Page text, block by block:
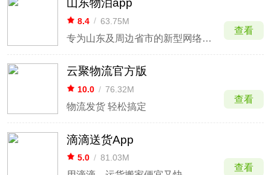
山东物泊app
8.4 / 63.75M
专为山东及周边省市的新型网络货运平台
查看
云聚物流官方版
10.0 / 76.32M
物流发货 轻松搞定
查看
滴滴送货App
5.0 / 81.03M
查看